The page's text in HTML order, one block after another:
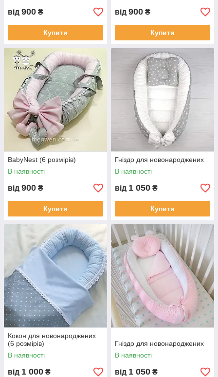
від 900 ₴
Купити
від 900 ₴
Купити
BabyNest (6 розмірів)
В наявності
від 900 ₴
Купити
Гніздо для новонароджених
В наявності
від 1 050 ₴
Купити
Кокон для новонароджених
(6 розмірів)
В наявності
від 1 000 ₴
Гніздо для новонароджених
В наявності
від 1 050 ₴